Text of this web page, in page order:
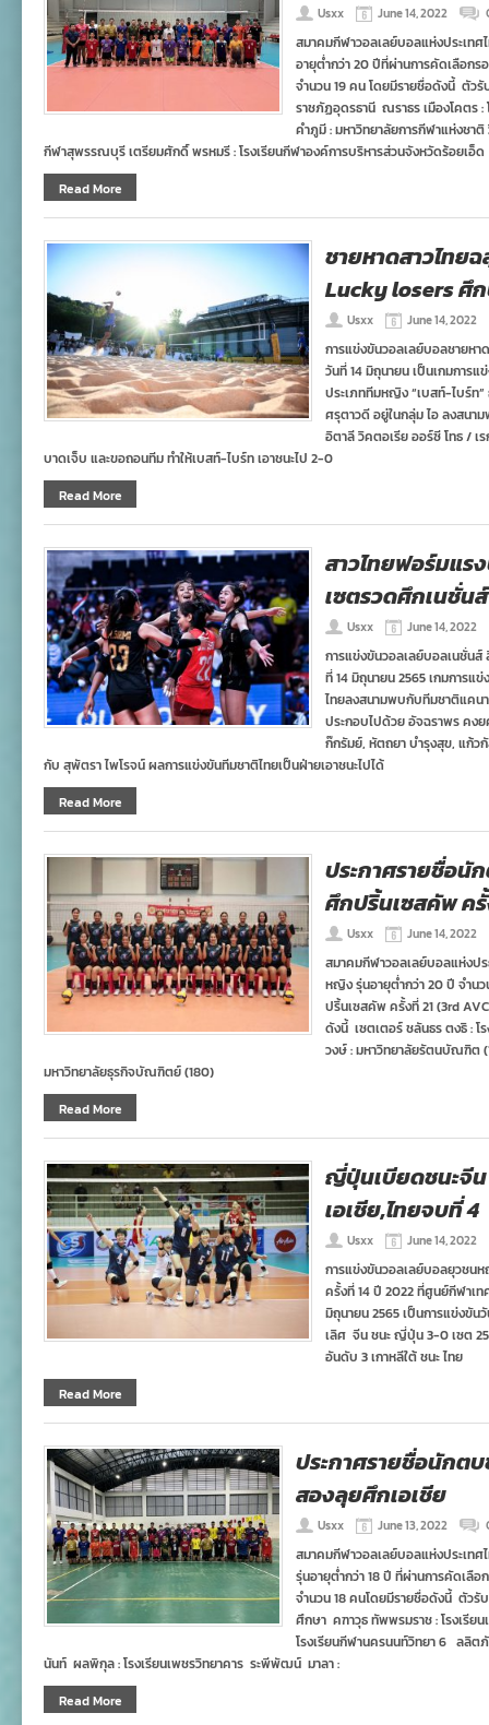
Usxx June 14, 2022
สมาคมกีฬาวอลเลย์บอลแห่งประเท
อายุต่ำกว่า 20 ปีที่ผ่านการคัดเลือก
จำนวน 19 คน โดยมีรายชื่อดังนี้ ตัว
ราชภัฏอุดรธานี ณราธร เมืองโคตร :
คำภูมี : มหาวิทยาลัยการกีฬาแห่งชาติ
กีฬาสุพรรณบุรี เตรียมศักดิ์ พรหมรี : โรงเรียนกีฬาองค์การบริหารส่วนจังหวัดร้อยเอ็
Read More
ชายหาดสาวไทย
Lucky losers ศึ
Usxx June 14, 2022
การแข่งขันวอลเลย์บอลชายห
วันที่ 14 มิถุนายน เป็นเกมการ
ประเภททีมหญิง “เบสท์-ไบร์ท
ศรุตาวดี อยู่ในกลุ่ม ไอ ลงสน
อิตาลี วิคตอเรีย ออร์ซี โทธ / เ
บาดเจ็บ และขอถอนทีม ทำให้เบสท์-ไบร์ท เอาชนะไป 2-0
Read More
สาวไทยฟอร์มแร
เซตรวดศึกเนชั่น
Usxx June 14, 2022
การแข่งขันวอลเลย์บอลเนชั่น
ที่ 14 มิถุนายน 2565 เกมการ
ไทยลงสนามพบกับทีมชาติแคน
ประกอบไปด้วย อัจฉราพร คง
ก๊กรัมย์, หัตถยา บำรุงสุข, แก้ว
กับ สุพัตรา ไพโรจน์ ผลการแข่งขันทีมชาติไทยเป็นฝ่ายเอาชนะไปได้
Read More
ประกาศรายชื่อนั
ศึกปริ้นเซสคัพ ครั้
Usxx June 14, 2022
สมาคมกีฬาวอลเลย์บอลแห่งป
หญิง รุ่นอายุต่ำกว่า 20 ปี จำนว
ปริ้นเซสคัพ ครั้งที่ 21 (3rd
ดังนี้ เซตเตอร์ ชลันธร ตงธิ :
วงษ์ : มหาวิทยาลัยรัตนบัณฑิต
มหาวิทยาลัยธุรกิจบัณฑิตย์ (180)
Read More
ญี่ปุ่นเบียดชนะจีน
เอเชีย,ไทยจบที่ 4
Usxx June 14, 2022
การแข่งขันวอลเลย์บอลยุวชนห
ครั้งที่ 14 ปี 2022 ที่ศูนย์กีฬาเ
มิถุนายน 2565 เป็นการแข่งขั
เลิศ จีน ชนะ ญี่ปุ่น 3-0 เซต
อันดับ 3 เกาหลีใต้ ชนะ ไทย
Read More
ประกาศรายชื่อนักต
สองลุยศึกเอเชีย
Usxx June 13, 2022
สมาคมกีฬาวอลเลย์บอลแห่งประเท
รุ่นอายุต่ำกว่า 18 ปี ที่ผ่านการคัดเลื
จำนวน 18 คนโดยมีรายชื่อดังนี้ ตัวรั
ศึกษา คฑาวุธ ทัพพรมราช : โรงเรีย
โรงเรียนกีฬานครนนท์วิทยา 6 ลลิ
นันท์ ผลพิกุล : โรงเรียนเพชรวิทยาคาร ระพีพัฒน์ มาลา :
Read More